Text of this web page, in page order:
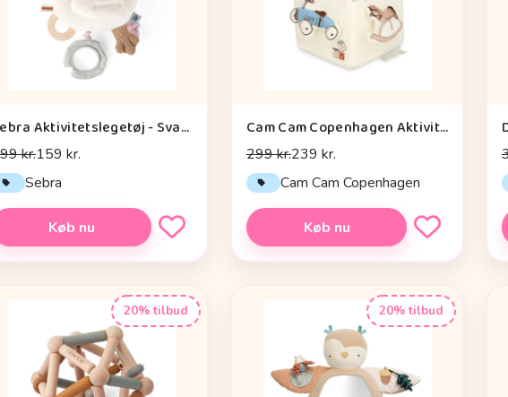
Sebra Aktivitetslegetøj - Svane
kr.159 kr.
Sebra
Køb nu
Cam Cam Copenhagen Aktivitetsterning - OCS - Vintage Toys
299 kr.239 kr.
Cam Cam Copenhagen
Køb nu
20% tilbud 20% tilbud